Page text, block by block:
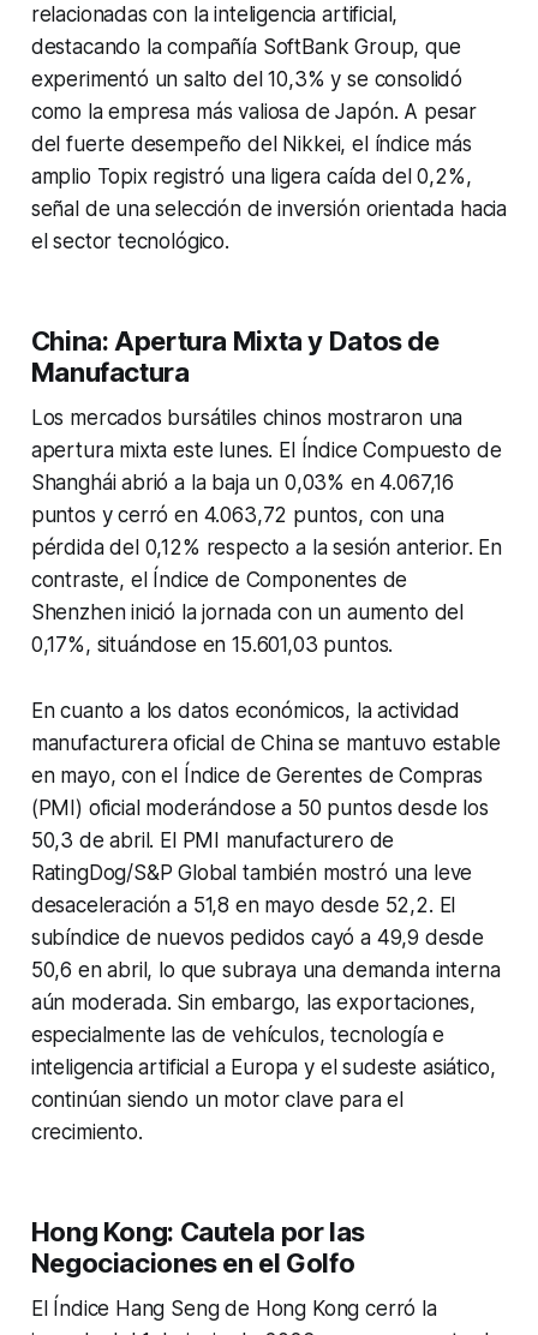
relacionadas con la inteligencia artificial,
destacando la compañía SoftBank Group, que
experimentó un salto del 10,3% y se consolidó
como la empresa más valiosa de Japón. A pesar
del fuerte desempeño del Nikkei, el índice más
amplio Topix registró una ligera caída del 0,2%,
señal de una selección de inversión orientada hacia
el sector tecnológico.
China: Apertura Mixta y Datos de
Manufactura
Los mercados bursátiles chinos mostraron una
apertura mixta este lunes. El Índice Compuesto de
Shanghái abrió a la baja un 0,03% en 4.067,16
puntos y cerró en 4.063,72 puntos, con una
pérdida del 0,12% respecto a la sesión anterior. En
contraste, el Índice de Componentes de
Shenzhen inició la jornada con un aumento del
0,17%, situándose en 15.601,03 puntos.
En cuanto a los datos económicos, la actividad
manufacturera oficial de China se mantuvo estable
en mayo, con el Índice de Gerentes de Compras
(PMI) oficial moderándose a 50 puntos desde los
50,3 de abril. El PMI manufacturero de
RatingDog/S&P Global también mostró una leve
desaceleración a 51,8 en mayo desde 52,2. El
subíndice de nuevos pedidos cayó a 49,9 desde
50,6 en abril, lo que subraya una demanda interna
aún moderada. Sin embargo, las exportaciones,
especialmente las de vehículos, tecnología e
inteligencia artificial a Europa y el sudeste asiático,
continúan siendo un motor clave para el
crecimiento.
Hong Kong: Cautela por las
Negociaciones en el Golfo
El Índice Hang Seng de Hong Kong cerró la